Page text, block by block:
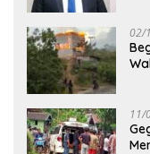
02/
11/